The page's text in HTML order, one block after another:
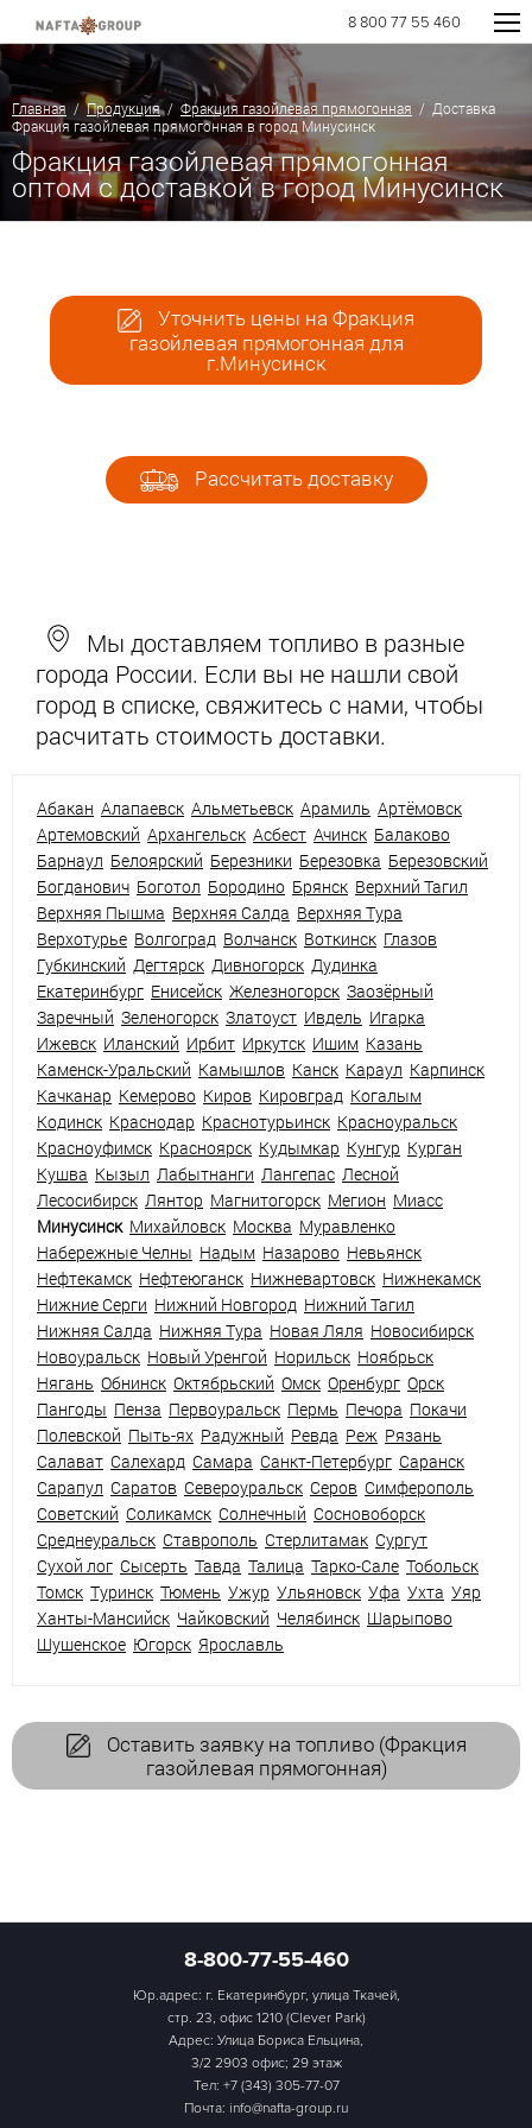
8 800 77 55 460
Главная /Продукция/ Фракция газойлевая прямогонная / Доставка
Фракция газойлевая прямогонная в город Минусинск
Фракция газойлевая прямогонная
оптом с доставкой в город Минусинск
Уточнить цены на Фракция
газойлевая прямогонная для
г.Минусинск
Рассчитать доставку
Мы доставляем топливо в разные
города России. Если вы не нашли свой
город в списке, свяжитесь с нами, чтобы
расчитать стоимость доставки.
Абакан Алапаевск Альметьевск Арамиль Артёмовск
Артемовский Архангельск Асбест Ачинск Балаково
Барнаул Белоярский Березники Березовка Березовский
Богданович Боготол Бородино Брянск Верхний Тагил
Верхняя Пышма Верхняя Салда Верхняя Тура
Верхотурье Волгоград Волчанск Воткинск Глазов
Губкинский Дегтярск Дивногорск Дудинка
Екатеринбург Енисейск Железногорск Заозёрный
Заречный Зеленогорск Златоуст Ивдель Игарка
Ижевск Иланский Ирбит Иркутск Ишим Казань
Каменск-Уральский Камышлов Канск Караул Карпинск
Качканар Кемерово Киров Кировград Когалым
Кодинск Краснодар Краснотурьинск Красноуральск
Красноуфимск Красноярск Кудымкар Кунгур Курган
Кушва Кызыл Лабытнанги Лангепас Лесной
Лесосибирск Лянтор Магнитогорск Мегион Миасс
Минусинск Михайловск Москва Муравленко
Набережные Челны Надым Назарово Невьянск
Нефтекамск Нефтеюганск Нижневартовск Нижнекамск
Нижние Серги Нижний Новгород Нижний Тагил
Нижняя Салда Нижняя Тура Новая Ляля Новосибирск
Новоуральск Новый Уренгой Норильск Ноябрьск
Нягань Обнинск Октябрьский Омск Оренбург Орск
Пангоды Пенза Первоуральск Пермь Печора Покачи
Полевской Пыть-ях Радужный Ревда Реж Рязань
Салават Салехард Самара Санкт-Петербург Саранск
Сарапул Саратов Североуральск Серов Симферополь
Советский Соликамск Солнечный Сосновоборск
Среднеуральск Ставрополь Стерлитамак Сургут
Сухой лог Сысерть Тавда Талица Тарко-Сале Тобольск
Томск Туринск Тюмень Ужур Ульяновск Уфа Ухта Уяр
Ханты-Мансийск Чайковский Челябинск Шарыпово
Шушенское Югорск Ярославль
Оставить заявку на топливо (Фракция
газойлевая прямогонная)
8-800-77-55-460
Юр.адрес: г. Екатеринбург, улица Ткачей,
стр. 23, офис 1210 (Clever Park)
Адрес: Улица Бориса Ельцина,
3/2 2903 офис; 29 этаж
Тел: +7 (343) 305-77-07
Почта: info@nafta-group.ru